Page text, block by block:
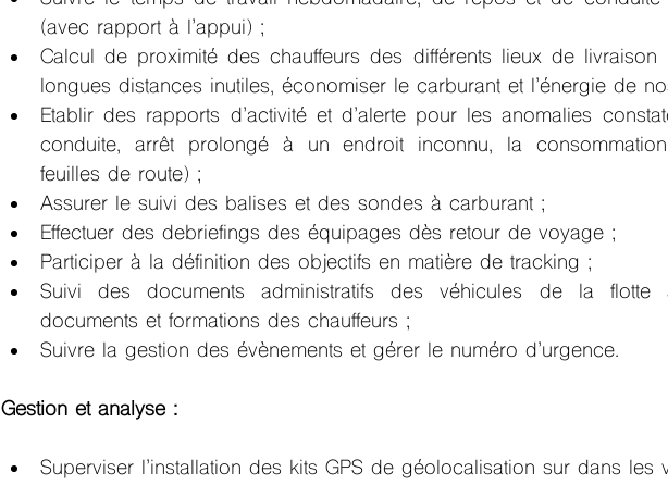
(avec rapport à l’appui) ;
Calcul de proximité des chauffeurs des différents lieux de livraison
longues distances inutiles, économiser le carburant et l’énergie de
Etablir des rapports d’activité et d’alerte pour les anomalies
conduite, arrêt prolongé à un endroit inconnu, la
feuilles de route) ;
Assurer le suivi des balises et des sondes à carburant ;
Effectuer des debriefings des équipages dès retour de voyage ;
Participer à la définition des objectifs en matière de tracking ;
Suivi des documents administratifs des véhicules de la
documents et formations des chauffeurs ;
Suivre la gestion des évènements et gérer le numéro d’urgence.
Gestion et analyse :
Superviser l’installation des kits GPS de géolocalisation sur dans les